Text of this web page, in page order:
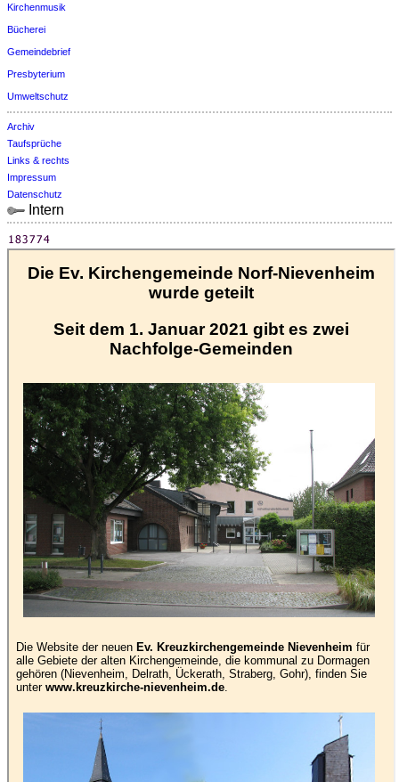
Kirchenmusik
Bücherei
Gemeindebrief
Presbyterium
Umweltschutz
Archiv
Taufsprüche
Links & rechts
Impressum
Datenschutz
Intern